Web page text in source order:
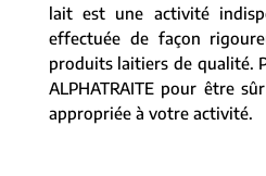
lait est une activité
effectuée de façon
produits laitiers de qualité.
ALPHATRAITE pour être
appropriée à votre activité.